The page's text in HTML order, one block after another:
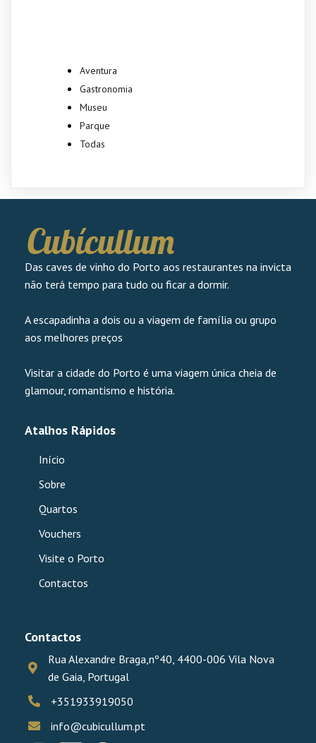
Aventura
Gastronomia
Museu
Parque
Todas
Das caves de vinho do Porto aos restaurantes na invicta
não terá tempo para tudo ou ficar a dormir.
A escapadinha a dois ou a viagem de família ou grupo
aos melhores preços
Visitar a cidade do Porto é uma viagem única cheia de
glamour, romantismo e história.
Atalhos Rápidos
Início
Sobre
Quartos
Vouchers
Visite o Porto
Contactos
Contactos
Rua Alexandre Braga,nº40, 4400-006 Vila Nova
de Gaia, Portugal
+351933919050
info@cubicullum.pt